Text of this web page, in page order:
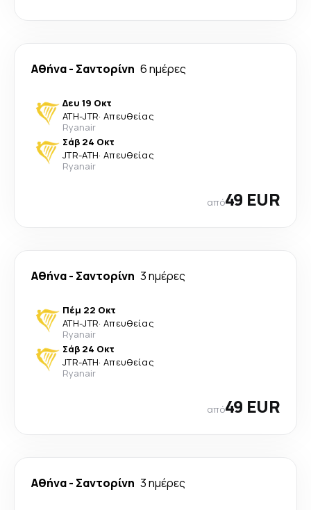
Αθήνα- Σαντορίνη 6 ημέρες
Δευ 19 Οκτ
ATH-JTR· Απευθείας
Ryanair
Σάβ 24 Οκτ
JTR-ATH· Απευθείας
Ryanair
από49 EUR
Αθήνα- Σαντορίνη 3 ημέρες
Πέμ 22 Οκτ
ATH-JTR· Απευθείας
Ryanair
Σάβ 24 Οκτ
JTR-ATH· Απευθείας
Ryanair
από49 EUR
Αθήνα- Σαντορίνη 3 ημέρες